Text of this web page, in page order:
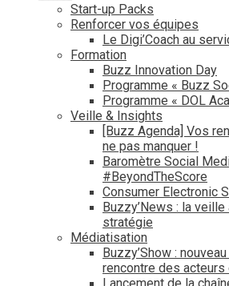
Start-up Packs
Renforcer vos équipes
Le Digi’Coach au
Formation
Buzz Innovation Day
Programme « Buzz
Programme « DOL
Veille & Insights
[Buzz Agenda] Vos
ne pas manquer !
Baromètre Social
#BeyondTheScore
Consumer Electronic
Buzzy’News : la
stratégie
Médiatisation
Buzzy’Show :
rencontre des acteurs